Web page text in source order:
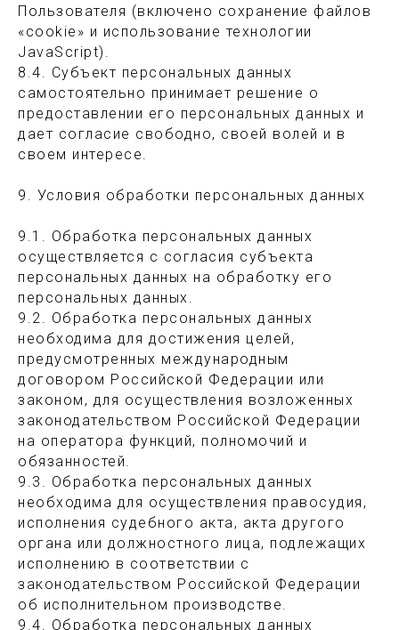
Пользователя (включено сохранение файлов
«cookie» и использование технологии
JavaScript).
8.4. Субъект персональных данных
самостоятельно принимает решение о
предоставлении его персональных данных и
дает согласие свободно, своей волей и в
своем интересе.
9. Условия обработки персональных данных
9.1. Обработка персональных данных
осуществляется с согласия субъекта
персональных данных на обработку его
персональных данных.
9.2. Обработка персональных данных
необходима для достижения целей,
предусмотренных международным
договором Российской Федерации или
законом, для осуществления возложенных
законодательством Российской Федерации
на оператора функций, полномочий и
обязанностей.
9.3. Обработка персональных данных
необходима для осуществления правосудия,
исполнения судебного акта, акта другого
органа или должностного лица, подлежащих
исполнению в соответствии с
законодательством Российской Федерации
об исполнительном производстве.
9.4. Обработка персональных данных
Каталог
О бренде
Выбор размера
Обмен и возврат
Подписаться на новинки
Социальные сети: